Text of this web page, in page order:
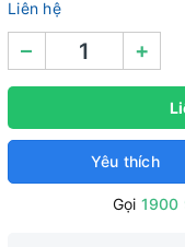
Liên hệ
– +
Yêu thích
Gọi 1900